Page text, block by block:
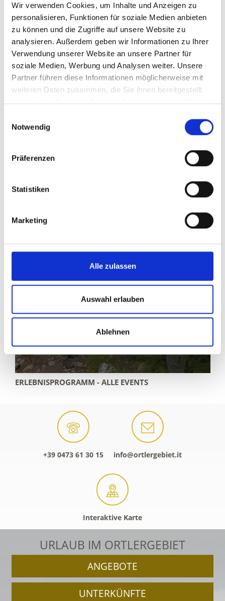
Wir verwenden Cookies, um Inhalte und Anzeigen zu
personalisieren, Funktionen für soziale Medien anbieten
zu können und die Zugriffe auf unsere Website zu
analysieren. Außerdem geben wir Informationen zu Ihrer
Verwendung unserer Website an unsere Partner für
soziale Medien, Werbung und Analysen weiter. Unsere
Partner führen diese Informationen möglicherweise mit
weiteren Daten zusammen, die Sie ihnen bereitgestellt
haben oder die sie im Rahmen Ihrer Nutzung der Dienste
Notwendig
Präferenzen
Statistiken
Marketing
Alle zulassen
Auswahl erlauben
Ablehnen
Angebot anfragen
ERLEBNISPROGRAMM - ALLE EVENTS
+39 0473 61 30 15 info@ortlergebiet.it
Interaktive Karte
URLAUB IM ORTLERGEBIET
ANGEBOTE
UNTERKÜNFTE